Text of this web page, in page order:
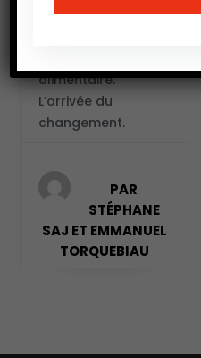
s’associent à un
alimentaire.
L’arrivée du
changement.
PAR
STÉPHANE
SAJ ET EMMANUEL
TORQUEBIAU